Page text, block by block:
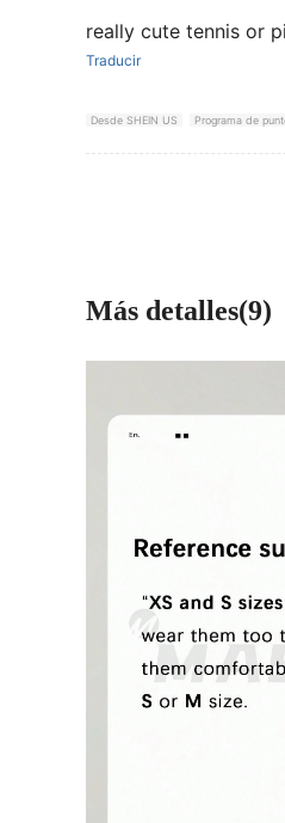
really cute tennis or
Traducir
Desde SHEIN US Programa de
Más detalles(9)